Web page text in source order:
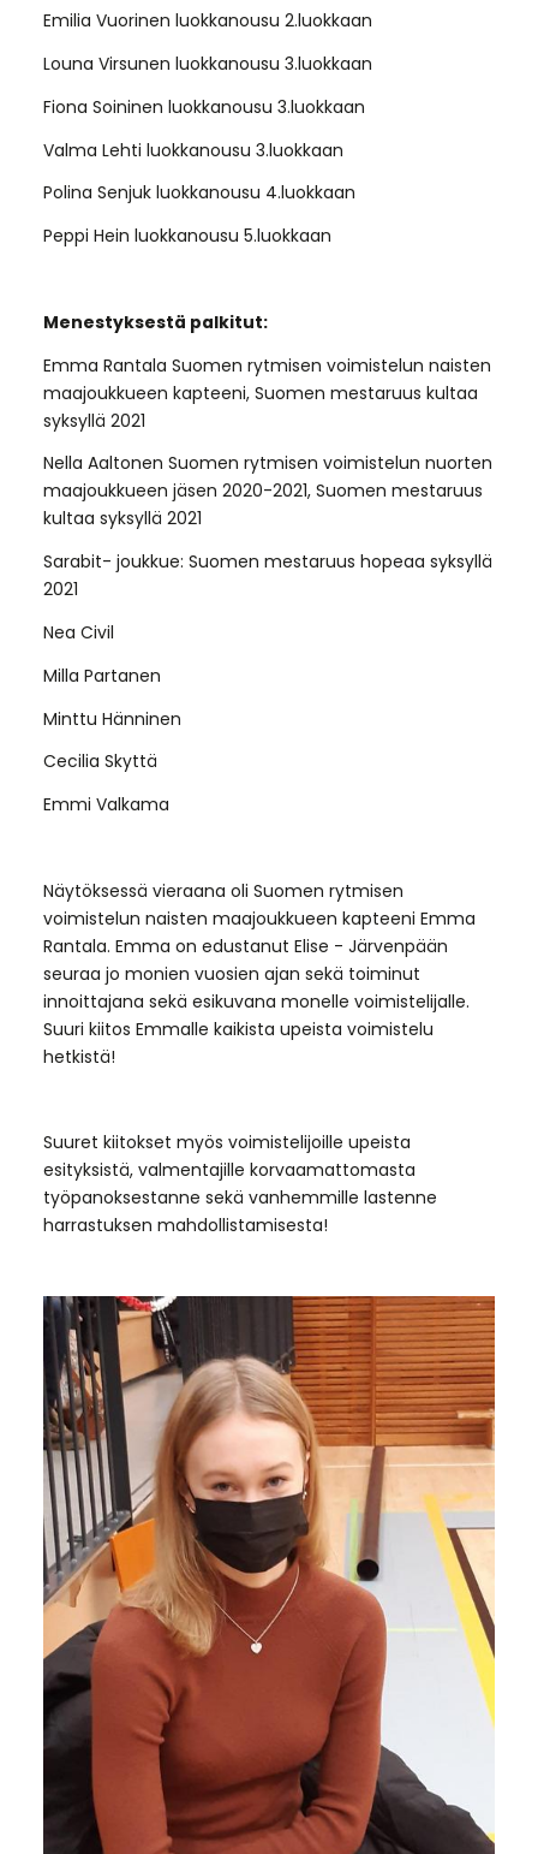
Emilia Vuorinen luokkanousu 2.luokkaan
Louna Virsunen luokkanousu 3.luokkaan
Fiona Soininen luokkanousu 3.luokkaan
Valma Lehti luokkanousu 3.luokkaan
Polina Senjuk luokkanousu 4.luokkaan
Peppi Hein luokkanousu 5.luokkaan
Menestyksestä palkitut:
Emma Rantala Suomen rytmisen voimistelun naisten
maajoukkueen kapteeni, Suomen mestaruus kultaa
syksyllä 2021
Nella Aaltonen Suomen rytmisen voimistelun nuorten
maajoukkueen jäsen 2020-2021, Suomen mestaruus
kultaa syksyllä 2021
Sarabit- joukkue: Suomen mestaruus hopeaa syksyllä
2021
Nea Civil
Milla Partanen
Minttu Hänninen
Cecilia Skyttä
Emmi Valkama
Näytöksessä vieraana oli Suomen rytmisen
voimistelun naisten maajoukkueen kapteeni Emma
Rantala. Emma on edustanut Elise - Järvenpään
seuraa jo monien vuosien ajan sekä toiminut
innoittajana sekä esikuvana monelle voimistelijalle.
Suuri kiitos Emmalle kaikista upeista voimistelu
hetkistä!
Suuret kiitokset myös voimistelijoille upeista
esityksistä, valmentajille korvaamattomasta
työpanoksestanne sekä vanhemmille lastenne
harrastuksen mahdollistamisesta!